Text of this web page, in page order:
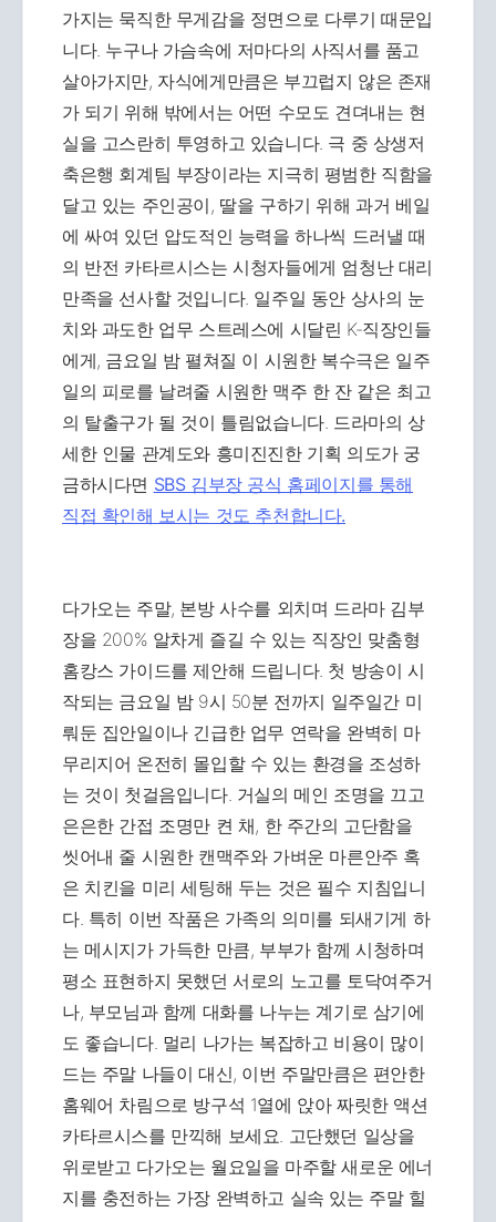
가지는 묵직한 무게감을 정면으로 다루기 때문입
니다. 누구나 가슴속에 저마다의 사직서를 품고
살아가지만, 자식에게만큼은 부끄럽지 않은 존재
가 되기 위해 밖에서는 어떤 수모도 견뎌내는 현
실을 고스란히 투영하고 있습니다. 극 중 상생저
축은행 회계팀 부장이라는 지극히 평범한 직함을
달고 있는 주인공이, 딸을 구하기 위해 과거 베일
에 싸여 있던 압도적인 능력을 하나씩 드러낼 때
의 반전 카타르시스는 시청자들에게 엄청난 대리
만족을 선사할 것입니다. 일주일 동안 상사의 눈
치와 과도한 업무 스트레스에 시달린 K-직장인들
에게, 금요일 밤 펼쳐질 이 시원한 복수극은 일주
일의 피로를 날려줄 시원한 맥주 한 잔 같은 최고
의 탈출구가 될 것이 틀림없습니다. 드라마의 상
세한 인물 관계도와 흥미진진한 기획 의도가 궁
금하시다면 SBS 김부장 공식 홈페이지를 통해
직접 확인해 보시는 것도 추천합니다.
다가오는 주말, 본방 사수를 외치며 드라마 김부
장을 200% 알차게 즐길 수 있는 직장인 맞춤형
홈캉스 가이드를 제안해 드립니다. 첫 방송이 시
작되는 금요일 밤 9시 50분 전까지 일주일간 미
뤄둔 집안일이나 긴급한 업무 연락을 완벽히 마
무리지어 온전히 몰입할 수 있는 환경을 조성하
는 것이 첫걸음입니다. 거실의 메인 조명을 끄고
은은한 간접 조명만 켠 채, 한 주간의 고단함을
씻어내 줄 시원한 캔맥주와 가벼운 마른안주 혹
은 치킨을 미리 세팅해 두는 것은 필수 지침입니
다. 특히 이번 작품은 가족의 의미를 되새기게 하
는 메시지가 가득한 만큼, 부부가 함께 시청하며
평소 표현하지 못했던 서로의 노고를 토닥여주거
나, 부모님과 함께 대화를 나누는 계기로 삼기에
도 좋습니다. 멀리 나가는 복잡하고 비용이 많이
드는 주말 나들이 대신, 이번 주말만큼은 편안한
홈웨어 차림으로 방구석 1열에 앉아 짜릿한 액션
카타르시스를 만끽해 보세요. 고단했던 일상을
위로받고 다가오는 월요일을 마주할 새로운 에너
지를 충전하는 가장 완벽하고 실속 있는 주말 힐